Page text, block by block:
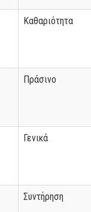
Καθαριότητα
Πράσινο
Γενικά
Συντήρηση